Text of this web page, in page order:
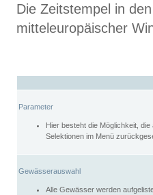
Die Zeitstempel in
mitteleuropäischer
Parameter
Hier besteht die Möglichkeit,
Selektionen im Menü
Gewässerauswahl
Alle Gewässer werden